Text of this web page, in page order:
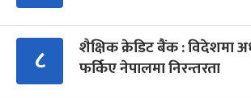
८
शैक्षिक क्रेडिट बैंक : विदेशमा
फर्किए नेपालमा निरन्तरता